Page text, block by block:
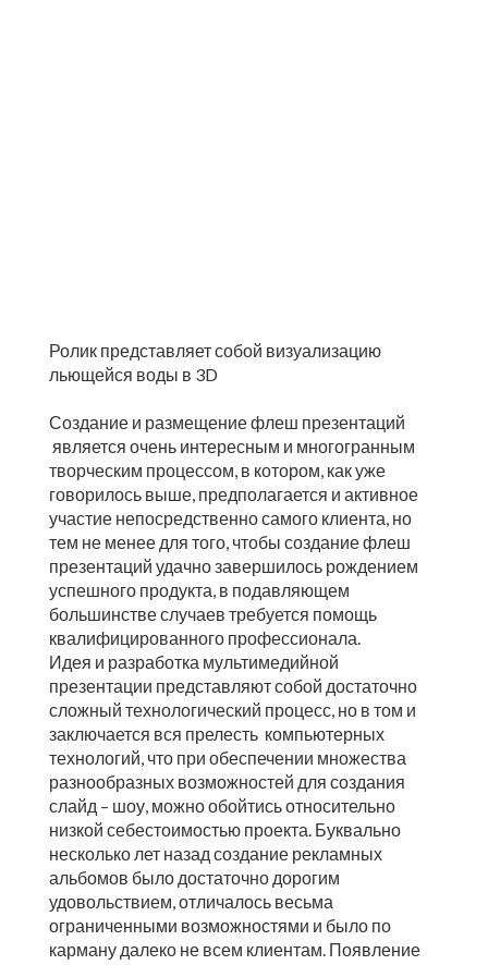
Ролик представляет собой визуализацию
льющейся воды в 3D
Создание и размещение флеш презентаций
является очень интересным и многогранным
творческим процессом, в котором, как уже
говорилось выше, предполагается и активное
участие непосредственно самого клиента, но
тем не менее для того, чтобы создание флеш
презентаций удачно завершилось рождением
успешного продукта, в подавляющем
большинстве случаев требуется помощь
квалифицированного профессионала.
Идея и разработка мультимедийной
презентации представляют собой достаточно
сложный технологический процесс, но в том и
заключается вся прелесть компьютерных
технологий, что при обеспечении множества
разнообразных возможностей для создания
слайд – шоу, можно обойтись относительно
низкой себестоимостью проекта. Буквально
несколько лет назад создание рекламных
альбомов было достаточно дорогим
удовольствием, отличалось весьма
ограниченными возможностями и было по
карману далеко не всем клиентам. Появление